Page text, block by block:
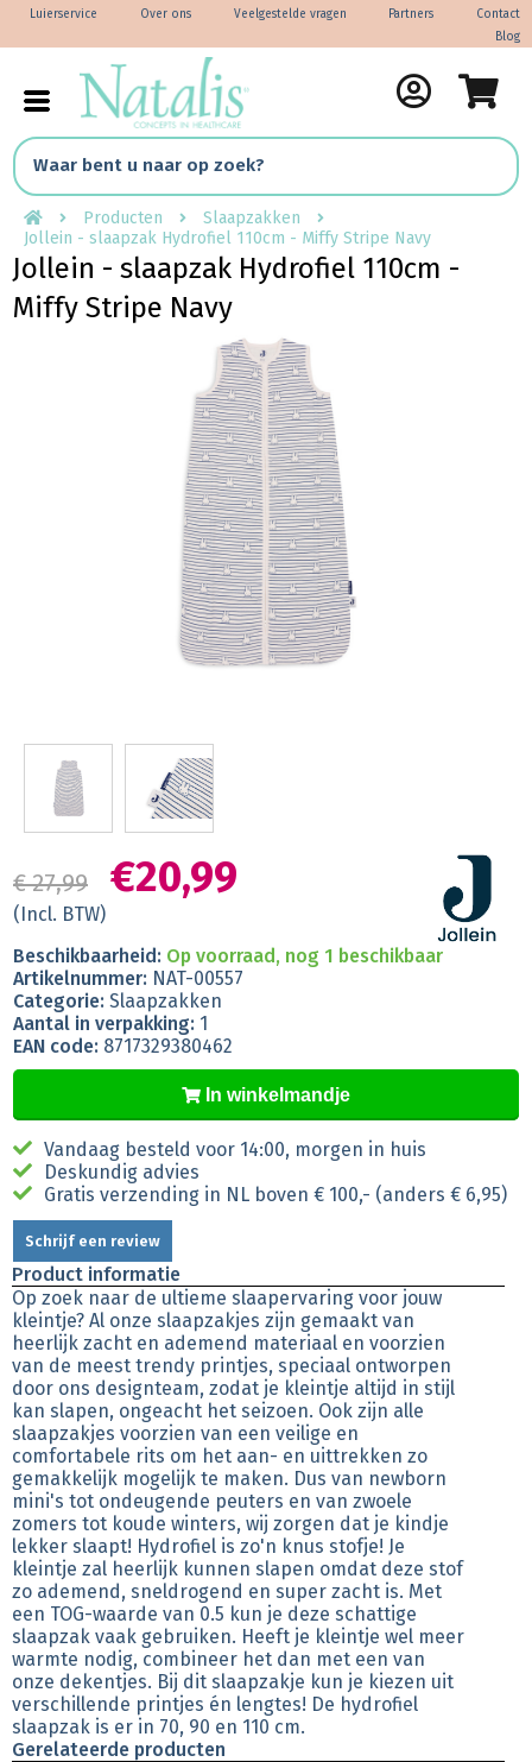
Contact
Partners
Veelgestelde vragen
Over ons
Luierservice
Blog
Producten
Slaapzakken
Jollein - slaapzak Hydrofiel 110cm - Miffy Stripe Navy
Jollein - slaapzak Hydrofiel 110cm -
Miffy Stripe Navy
€ 27,99 €20,99
(Incl. BTW)
Beschikbaarheid: Op voorraad, nog 1 beschikbaar
Artikelnummer: NAT-00557
Categorie: Slaapzakken
Aantal in verpakking: 1
EAN code: 8717329380462
In winkelmandje
Vandaag besteld voor 14:00, morgen in huis
Deskundig advies
Gratis verzending in NL boven € 100,- (anders € 6,95)
Schrijf een review
Product informatie
Op zoek naar de ultieme slaapervaring voor jouw
kleintje? Al onze slaapzakjes zijn gemaakt van
heerlijk zacht en ademend materiaal en voorzien
van de meest trendy printjes, speciaal ontworpen
door ons designteam, zodat je kleintje altijd in stijl
kan slapen, ongeacht het seizoen. Ook zijn alle
slaapzakjes voorzien van een veilige en
comfortabele rits om het aan- en uittrekken zo
gemakkelijk mogelijk te maken. Dus van newborn
mini's tot ondeugende peuters en van zwoele
zomers tot koude winters, wij zorgen dat je kindje
lekker slaapt! Hydrofiel is zo'n knus stofje! Je
kleintje zal heerlijk kunnen slapen omdat deze stof
zo ademend, sneldrogend en super zacht is. Met
een TOG-waarde van 0.5 kun je deze schattige
slaapzak vaak gebruiken. Heeft je kleintje wel meer
warmte nodig, combineer het dan met een van
onze dekentjes. Bij dit slaapzakje kun je kiezen uit
verschillende printjes én lengtes! De hydrofiel
slaapzak is er in 70, 90 en 110 cm.
Gerelateerde producten